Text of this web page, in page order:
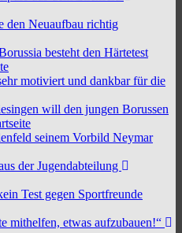
den Neuaufbau richtig
besteht den Härtetest
motiviert und dankbar für die
will den jungen Borussen
seinem Vorbild Neymar
der Jugendabteilung
Test gegen Sportfreunde
mithelfen, etwas aufzubauen!“